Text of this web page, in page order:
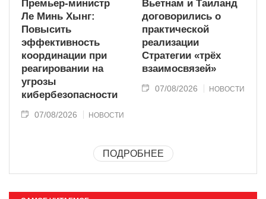
Премьер-министр
Ле Минь Хынг:
Повысить
эффективность
координации при
реагировании на
угрозы
кибербезопасности
07/08/2026 НОВОСТИ
Вьетнам и Таиланд
договорились о
практической
реализации
Стратегии «трёх
взаимосвязей»
07/08/2026 НОВОСТИ
ПОДРОБНЕЕ